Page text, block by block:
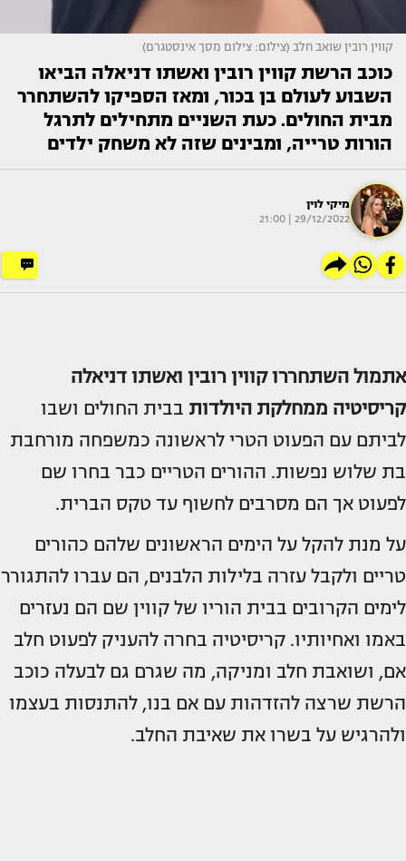
קווין רובין שואב חלב (צילום: צילום מסך אינסטגרם)
כוכב הרשת קווין רובין ואשתו דניאלה הביאו
השבוע לעולם בן בכור, ומאז הספיקו להשתחרר
מבית החולים. כעת השניים מתחילים לתרגל
הורות טרייה, ומבינים שזה לא משחק ילדים
מיקי לוין
29/12/2022 | 21:00
אתמול השתחררוקווין רובין ואשתו דניאלה
קריסיטיה ממחלקת היולדות בבית החולים ושבו
לביתם עם הפעוט הטרי לראשונה כמשפחה מורחבת
בת שלוש נפשות. ההורים הטריים כבר בחרו שם
לפעוט אך הם מסרבים לחשוף עד טקס הברית.
על מנת להקל על הימים הראשונים שלהם כהורים
טריים ולקבל עזרה בלילות הלבנים, הם עברו להתגורר
לימים הקרובים בבית הוריו של קווין שם הם נעזרים
באמו ואחיותיו. קריסיטיה בחרה להעניק לפעוט חלב
אם, ושואבת חלב ומניקה, מה שגרם גם לבעלה כוכב
הרשת שרצה להזדהות עם אם בנו, להתנסות בעצמו
ולהרגיש על בשרו את שאיבת החלב.